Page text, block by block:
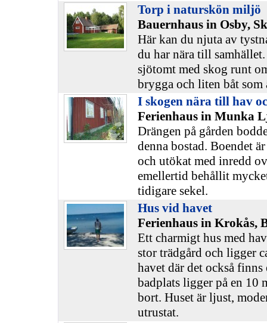
Torp i naturskön miljö
Bauernhaus in Osby,
Här kan du njuta av
du har nära till
sjötomt med skog runt
brygga och liten båt
I skogen nära till hav
Ferienhaus in Munka
Drängen på gården
denna bostad. Boendet
och utökat med inredd
emellertid behållit
tidigare sekel.
Hus vid havet
Ferienhaus in Krokås,
Ett charmigt hus med
stor trädgård och ligger
havet där det också
badplats ligger på en 10
bort. Huset är ljust,
utrustat.